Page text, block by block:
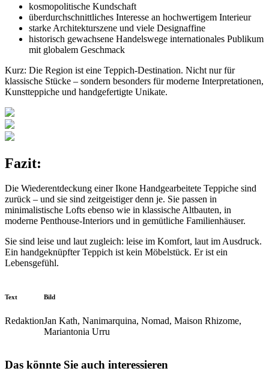
kosmopolitische Kundschaft
überdurchschnittliches Interesse an hochwertigem Interieur
starke Architekturszene und viele Designaffine
historisch gewachsene Handelswege internationales Publikum
mit globalem Geschmack
Kurz: Die Region ist eine Teppich-Destination. Nicht nur für
klassische Stücke – sondern besonders für moderne Interpretationen,
Kunstteppiche und handgefertigte Unikate.
Fazit:
Die Wiederentdeckung einer Ikone Handgearbeitete Teppiche sind
zurück – und sie sind zeitgeistiger denn je. Sie passen in
minimalistische Lofts ebenso wie in klassische Altbauten, in
moderne Penthouse-Interiors und in gemütliche Familienhäuser.
Sie sind leise und laut zugleich: leise im Komfort, laut im Ausdruck.
Ein handgeknüpfter Teppich ist kein Möbelstück. Er ist ein
Lebensgefühl.
Text
Redaktion
Bild
Jan Kath, Nanimarquina, Nomad, Maison Rhizome,
Mariantonia Urru
Das könnte Sie auch interessieren